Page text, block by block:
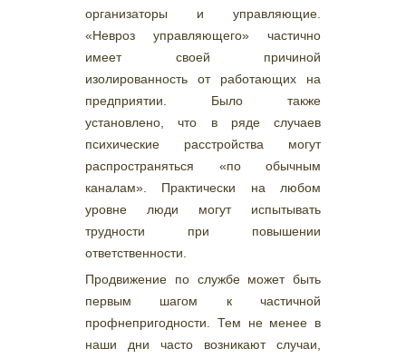
организаторы и управляющие.
«Невроз управляющего» частично
имеет своей причиной
изолированность от работающих на
предприятии. Было также
установлено, что в ряде случаев
психические расстройства могут
распространяться «по обычным
каналам». Практически на любом
уровне люди могут испытывать
трудности при повышении
ответственности.
Продвижение по службе может быть
первым шагом к частичной
профнепригодности. Тем не менее в
наши дни часто возникают случаи,